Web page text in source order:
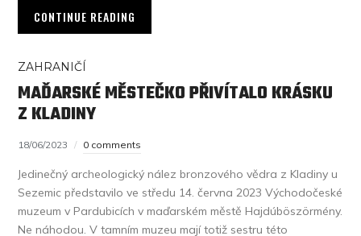
CONTINUE READING
ZAHRANIČÍ
MAĎARSKÉ MĚSTEČKO PŘIVÍTALO KRÁSKU
Z KLADINY
18/06/2023 0 comments
Jedinečný archeologický nález bronzového vědra z Kladiny u
Sezemic představilo ve středu 14. června 2023 Východočeské
muzeum v Pardubicích v maďarském městě Hajdúböszörmény.
Ne náhodou. V tamním muzeu mají totiž sestru této